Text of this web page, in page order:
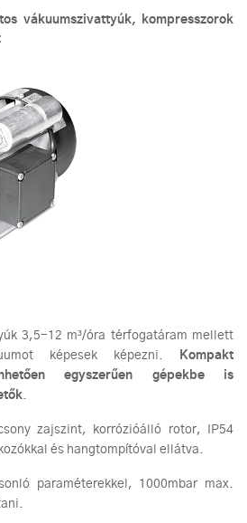
vákuumszivattyúk, kompresszorok
3,5-12 m³/óra térfogatáram mellett
képesek képezni.
Kompakt
egyszerűen gépekbe is
.
zajszint, korrózióálló rotor, IP54
és hangtompítóval ellátva.
paraméterekkel, 1000mbar max.